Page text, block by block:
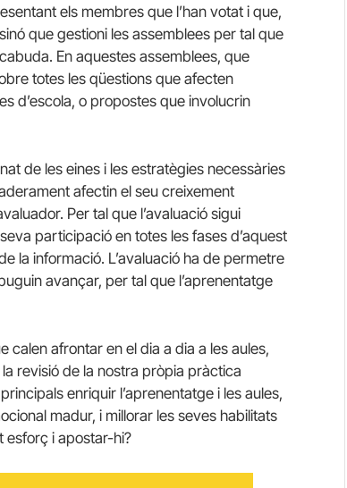
els membres que l’han votat i que,
que gestioni les assemblees per tal que
En aquestes assemblees, que
totes les qüestions que afecten
d’escola, o propostes que involucrin
de les eines i les estratègies necessàries
afectin el seu creixement
Per tal que l’avaluació sigui
participació en totes les fases d’aquest
la informació. L’avaluació ha de permetre
avançar, per tal que l’aprenentatge
calen afrontar en el dia a dia a les aules,
revisió de la nostra pròpia pràctica
enriquir l’aprenentatge i les aules,
madur, i millorar les seves habilitats
esforç i apostar-hi?